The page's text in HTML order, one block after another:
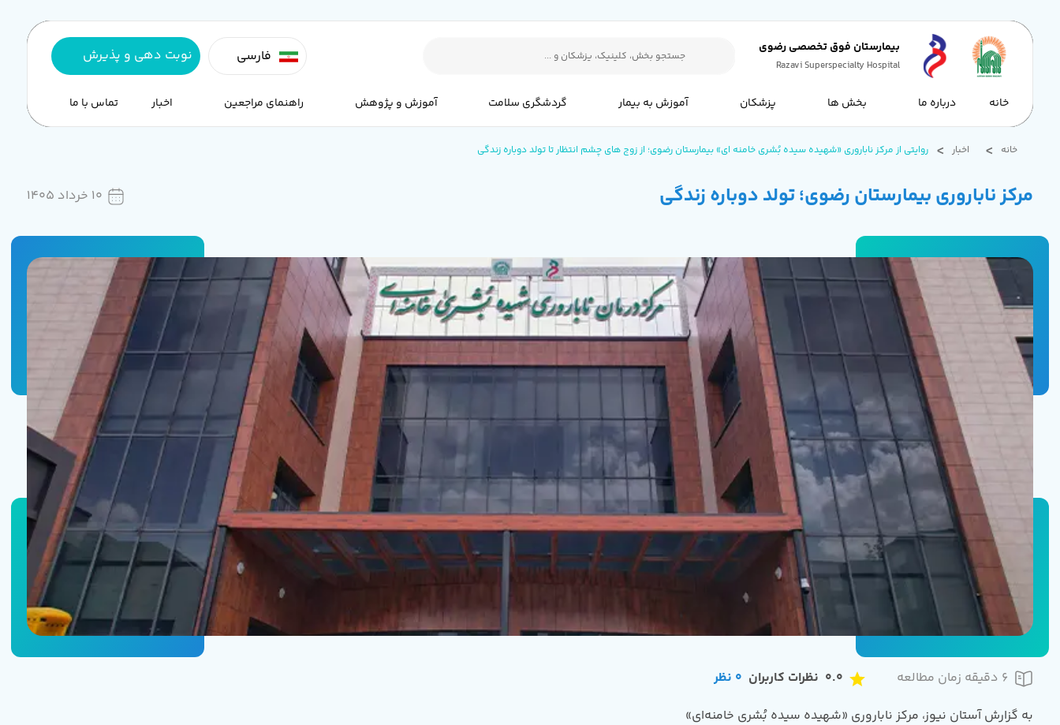
بیمارستان فوق تخصصی رضوی
Razavi Superspecialty Hospital فارسی نوبت دهی و پذیرش
خانه درباره ما بخش ها پزشکان آموزش به بیمار گردشگری سلامت آموزش و پژوهش راهنمای مراجعین اخبار تماس با ما
خانه اخبار روایتی از مرکز ناباروری «شهیده سیده بُشری خامنه ای» بیمارستان رضوی؛ از زوج های چشم انتظار تا تولد دوباره زندگی
مرکز ناباروری بیمارستان رضوی؛ تولد دوباره زندگی 10 خرداد 1405
6 دقیقه زمان مطالعه 0.0 نظرات کاربران 0 نظر
به گزارش آستان نیوز، مرکز ناباروری «شهیده سیده بُشری خامنه‌ای»